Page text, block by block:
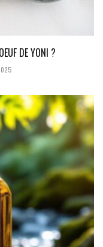
DE YONI ?